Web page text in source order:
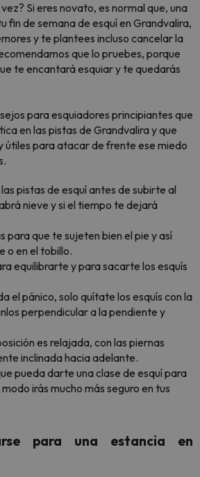
Si eres novato, es normal que, una
fin de semana de esquí en Grandvalira,
y te plantees incluso cancelar la
que lo pruebes, porque
te encantará esquiar y te quedarás
para esquiadores principiantes que
en las pistas de Grandvalira y que
útiles para atacar de frente ese miedo
pistas de esquí antes de subirte al
nieve y si el tiempo te dejará
para que te sujeten bien el pie y así
o en el tobillo.
equilibrarte y para sacarte los esquís
el pánico, solo quítate los esquís con la
perpendicular a la pendiente y
es relajada, con las piernas
inclinada hacia adelante.
pueda darte una clase de esquí para
irás mucho más seguro en tus
para una estancia en